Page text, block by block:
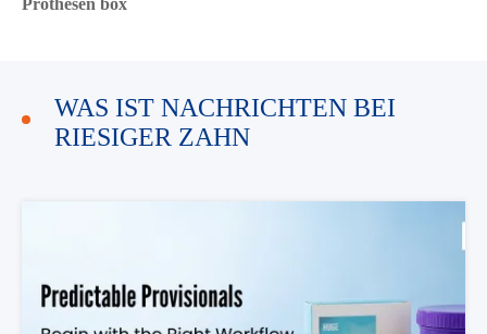
WAS IST NACHRICHTEN BEI
RIESIGER ZAHN